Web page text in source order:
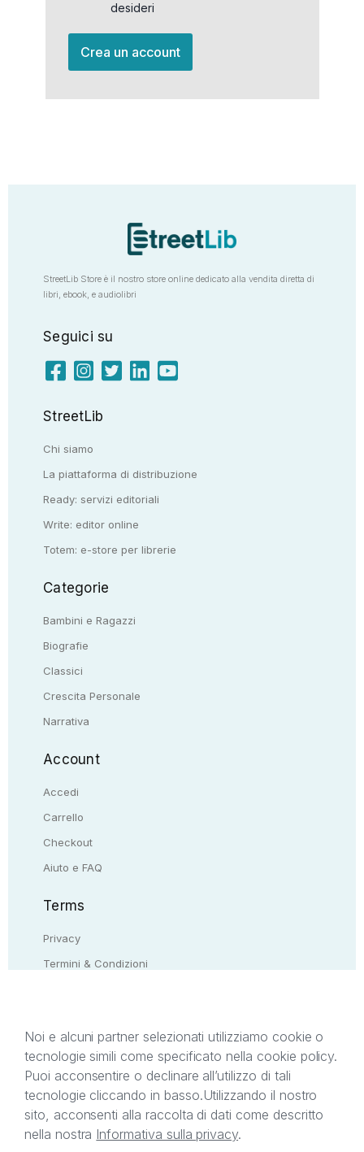
desideri
Crea un account
StreetLib Store è il nostro store online dedicato alla vendita diretta di
libri, ebook, e audiolibri
Seguici su
StreetLib
Chi siamo
La piattaforma di distribuzione
Ready: servizi editoriali
Write: editor online
Totem: e-store per librerie
Categorie
Bambini e Ragazzi
Biografie
Classici
Crescita Personale
Narrativa
Account
Accedi
Carrello
Checkout
Aiuto e FAQ
Terms
Privacy
Termini & Condizioni
Il presente sito web è di proprietà di StreetLib S.r.l.
C.F. e P.IVA 05338720963. StreetLib S.r.l. è
titolare di tutti i diritti di proprietà intellettuale
afferenti ai marchi, loghi e segni distintivi presenti
sul sito web. Si invita l’utente a prendere visione
Noi e alcuni partner selezionati utilizziamo cookie o
tecnologie simili come specificato nella cookie policy.
Puoi acconsentire o declinare all’utilizzo di tali
tecnologie cliccando in basso.Utilizzando il nostro
sito, acconsenti alla raccolta di dati come descritto
nella nostra Informativa sulla privacy.